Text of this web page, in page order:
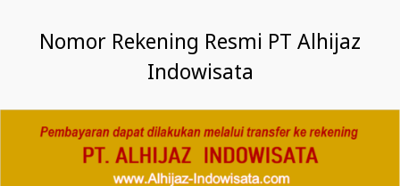
Nomor Rekening Resmi PT Alhijaz
Indowisata